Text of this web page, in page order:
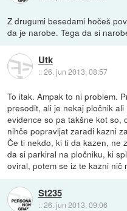
Z drugumi besedami hočeš
da je narobe. Tega da si
Utk
::26. jun 2013, 08:57
To itak. Ampak to ni problem.
presodit, ali je nekaj pločnik
evidence so pa takšne kot so,
nihče popravljat zaradi kazni
Če ti nekdo, ki ti da kazen, ne
da si parkiral na pločniku, ki
oviral, potem se iz te kazni nič
St235
::26. jun 2013, 09:06